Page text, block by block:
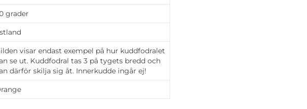
grader
visar endast exempel på hur kuddfodralet
se ut. Kuddfodral tas 3 på tygets bredd och
därför skilja sig åt. Innerkudde ingår ej!